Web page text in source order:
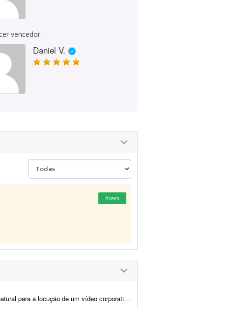
vencedor
Daniel V.
Aceita
de aproximadamente 7 a 10 minutos. O roteiro será fornec...